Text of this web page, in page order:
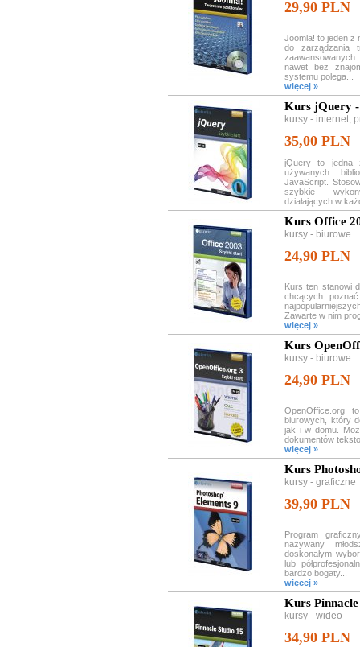
29,90 PLN
Joomla! to jeden z
do zarządzania
nawet bez
systemu polega...
więcej »
Kurs jQuery
kursy - internet,
35,00 PLN
jQuery to jedna
używanych
JavaScript.
szybkie
działających w
Kurs Office
kursy - biurowe
24,90 PLN
Kurs ten stanowi
chcących
Zawarte w nim
więcej »
Kurs
kursy - biurowe
24,90 PLN
OpenOffice.org
biurowych, który
jak i w domu.
dokumentów
więcej »
Kurs
kursy - graficzne
39,90 PLN
Program
nazywany
doskonałym
lub
bardzo bogaty...
więcej »
Kurs
kursy - wideo
34,90 PLN